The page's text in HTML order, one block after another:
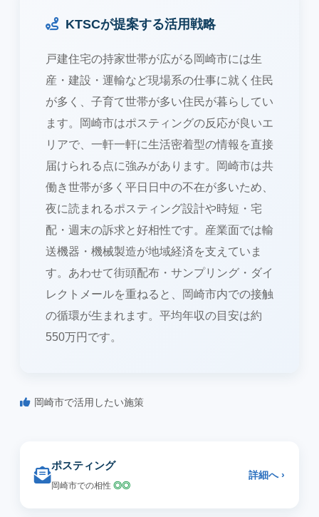
KTSCが提案する活用戦略
戸建住宅の持家世帯が広がる岡崎市には生
産・建設・運輸など現場系の仕事に就く住民
が多く、子育て世帯が多い住民が暮らしてい
ます。岡崎市はポスティングの反応が良いエ
リアで、一軒一軒に生活密着型の情報を直接
届けられる点に強みがあります。岡崎市は共
働き世帯が多く平日日中の不在が多いため、
夜に読まれるポスティング設計や時短・宅
配・週末の訴求と好相性です。産業面では輸
送機器・機械製造が地域経済を支えていま
す。あわせて街頭配布・サンプリング・ダイ
レクトメールを重ねると、岡崎市内での接触
の循環が生まれます。平均年収の目安は約
550万円です。
岡崎市で活用したい施策
ポスティング
岡崎市での相性 ◎◎
詳細へ ›